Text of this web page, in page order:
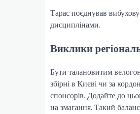
Тарас поєднував
дисциплінами.
Виклики
Бути талановитим
збірні в Києві чи за
спонсорів. Додайте до
на змагання. Такий